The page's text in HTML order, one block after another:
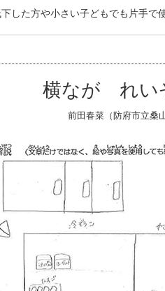
した方や小さい子どもでも片手で
横なが れい
前田春菜（防府市立桑